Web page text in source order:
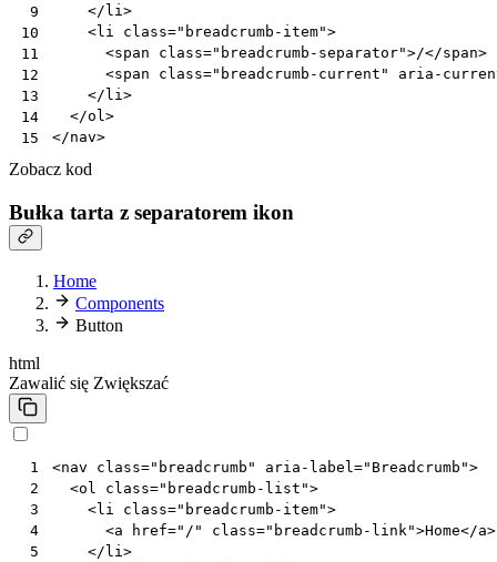
9
10
11
12
13
14
15
</ li>
<li class="breadcrumb-item">
<span class="breadcrumb-separator">/</span>
<span class="breadcrumb-current"
aria-
</ li>
</ol>
</nav>
Zobacz kod
Bułka tarta z separatorem ikon
Home
Components
Button
html
Zawalić się Zwiększać
1
2
3
4
5
<nav class="breadcrumb" aria-label ="Breadcrumb">
<ol class="breadcrumb-list">
<li class="breadcrumb-item">
<a href="/" class="breadcrumb-link">Home</a>
</li >